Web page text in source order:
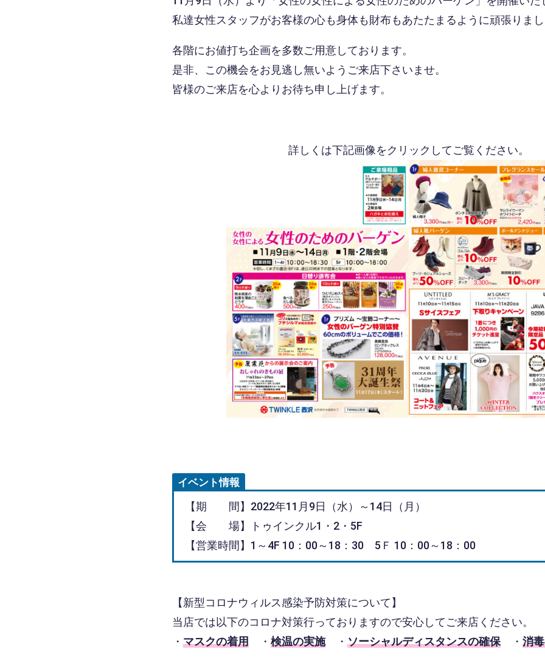
私達女性スタッフがお客様の心も身体も財布もあたたまるように頑張りま
各階にお値打ち企画を多数ご用意しております。
是非、この機会をお見逃し無いようご来店下さいませ。
皆様のご来店を心よりお待ち申し上げます。
詳しくは下記画像をクリックしてご覧ください。
イベント情報
【期 間】2022年11月9日（水）～14日（月）
【会 場】トゥインクル1・2・5F
【営業時間】1～4F 10：00～18：30 5Ｆ 10：00～18：00
【新型コロナウィルス感染予防対策について】
当店では以下のコロナ対策行っておりますので安心してご来店ください。
・ マスクの着用・ 検温の実施・ ソーシャルディスタンスの確保・ 消